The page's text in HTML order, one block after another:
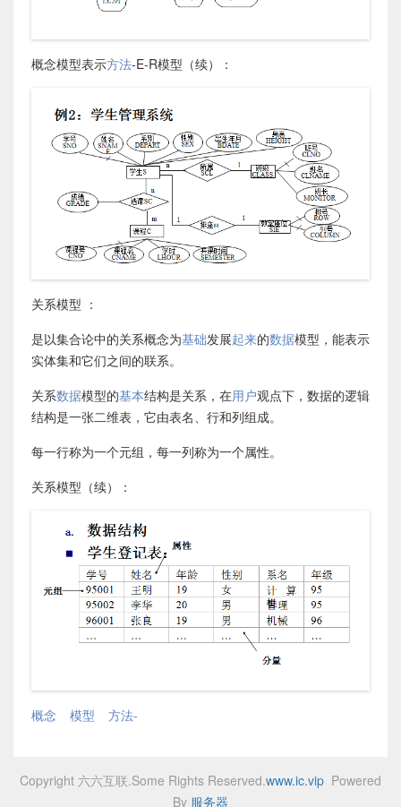
概念模型表示方法-E-R模型（续）：
关系模型 ：
是以集合论中的关系概念为基础发展起来的数据模型，能表示
实体集和它们之间的联系。
关系数据模型的基本结构是关系，在用户观点下，数据的逻辑
结构是一张二维表，它由表名、行和列组成。
每一行称为一个元组，每一列称为一个属性。
关系模型（续）：
概念 模型 方法-
Copyright 六六互联.Some Rights Reserved.www.ic.vip Powered
By 服务器